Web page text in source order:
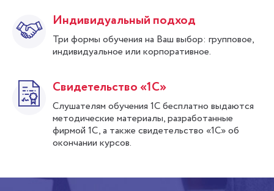
Индивидуальный подход
Три формы обучения на Ваш выбор: групповое,
индивидуальное или корпоративное.
Свидетельство «1С»
Слушателям обучения 1С бесплатно выдаются
методические материалы, разработанные
фирмой 1С, а также свидетельство «1С» об
окончании курсов.